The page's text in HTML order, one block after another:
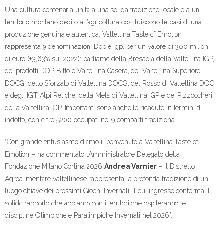
Una cultura centenaria unita a una solida tradizione locale e a un
territorio montano dedito all’agricoltura costituiscono le basi di una
produzione genuina e autentica. Valtellina Taste of Emotion
rappresenta 9 denominazioni Dop e Igp, per un valore di 300 milioni
di euro (+3,63% sul 2022): parliamo della Bresaola della Valtellina IGP,
dei prodotti DOP Bitto e Valtellina Casera, del Valtellina Superiore
DOCG, dello Sforzato di Valtellina DOCG, del Rosso di Valtellina DOC
e degli IGT Alpi Retiche, della Mela di Valtellina IGP e dei Pizzoccheri
della Valtellina IGP. Importanti sono anche le ricadute in termini di
indotto, con oltre 5200 occupati nei 9 comparti tradizionali.
“Con grande entusiasmo diamo il benvenuto a Valtellina Taste of
Emotion – ha commentato l’Amministratore Delegato della
Fondazione Milano Cortina 2026 Andrea Varnier – il Distretto
Agroalimentare valtellinese rappresenta la profonda tradizione di un
luogo chiave dei prossimi Giochi Invernali, il cui ingresso conferma il
solido rapporto che abbiamo con i territori che ospiteranno le
discipline Olimpiche e Paralimpiche Invernali nel 2026”.